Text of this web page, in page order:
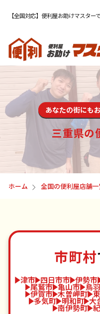
【全国対応】便利屋お助けマスター
あなたの街にも
三重県の
ホーム 全国の便利屋店舗
市町村
津市 四日市市 伊勢市
尾鷲市 亀山市 鳥
伊賀市 木曽岬町
多気町 明和町 大
南伊勢町